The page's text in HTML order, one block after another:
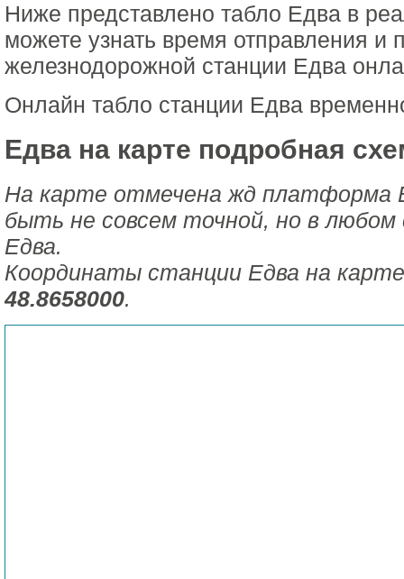
Ниже представлено табло Едва в
можете узнать время отправления и
железнодорожной станции Едва
Онлайн табло станции Едва
Едва на карте подробная
На карте отмечена жд платформа
быть не совсем точной, но в любом
Едва.
Координаты станции Едва на
48.8658000.